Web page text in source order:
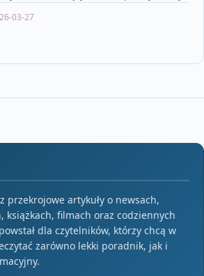
03-27
przekrojowe artykuły o newsach,
książkach, filmach oraz codziennych
dla czytelników, którzy chcą w
zarówno lekki poradnik, jak i